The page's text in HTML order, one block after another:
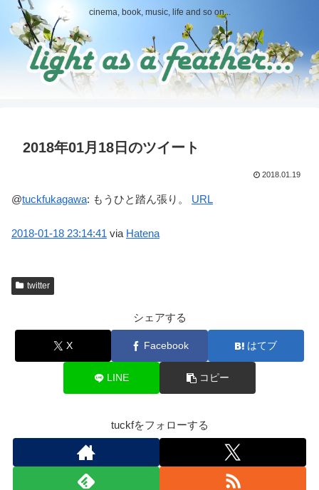
cinema, book, music, life and so on...
2018年01月18日のツイート
2018.01.19
@tuckfukagawa: もうひと踏ん張り。 URL
2018-01-18 23:14:41 via Hatena
twitter
シェアする
X Facebook はてブ
LINE コピー
tuckfをフォローする